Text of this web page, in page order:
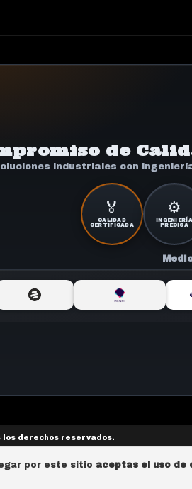
por este sitio aceptas el uso de
de
industriales con
🏅
CALIDAD
CERTIFICADA
⚙️
INGENIERÍA
PRECISA
los derechos reservados.